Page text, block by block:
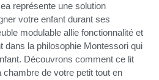
représente une solution
votre enfant durant ses
modulable allie fonctionnalité et
dans la philosophie Montessori qui
Découvrons comment ce lit
chambre de votre petit tout en